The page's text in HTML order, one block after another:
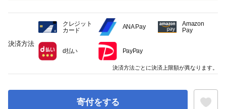
寄付をする
決済方法
クレジット
カード
ANA Pay
Amazon
Pay
d払い PayPay
決済方法ごとに決済上限額が異なります。